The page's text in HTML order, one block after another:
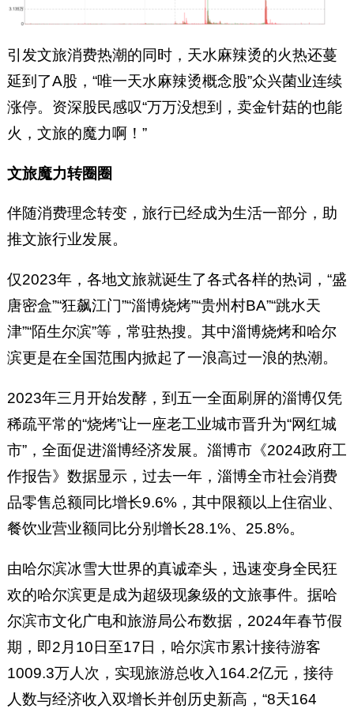
引发文旅消费热潮的同时，天水麻辣烫的火热还蔓
延到了A股，“唯一天水麻辣烫概念股”众兴菌业连续
涨停。资深股民感叹“万万没想到，卖金针菇的也能
火，文旅的魔力啊！”
文旅魔力转圈圈
伴随消费理念转变，旅行已经成为生活一部分，助
推文旅行业发展。
仅2023年，各地文旅就诞生了各式各样的热词，“盛
唐密盒”“狂飙江门”“淄博烧烤”“贵州村BA”“跳水天
津”“陌生尔滨”等，常驻热搜。其中淄博烧烤和哈尔
滨更是在全国范围内掀起了一浪高过一浪的热潮。
2023年三月开始发酵，到五一全面刷屏的淄博仅凭
稀疏平常的“烧烤”让一座老工业城市晋升为“网红城
市”，全面促进淄博经济发展。淄博市《2024政府工
作报告》数据显示，过去一年，淄博全市社会消费
品零售总额同比增长9.6%，其中限额以上住宿业、
餐饮业营业额同比分别增长28.1%、25.8%。
由哈尔滨冰雪大世界的真诚牵头，迅速变身全民狂
欢的哈尔滨更是成为超级现象级的文旅事件。据哈
尔滨市文化广电和旅游局公布数据，2024年春节假
期，即2月10日至17日，哈尔滨市累计接待游客
1009.3万人次，实现旅游总收入164.2亿元，接待
人数与经济收入双增长并创历史新高，“8天164